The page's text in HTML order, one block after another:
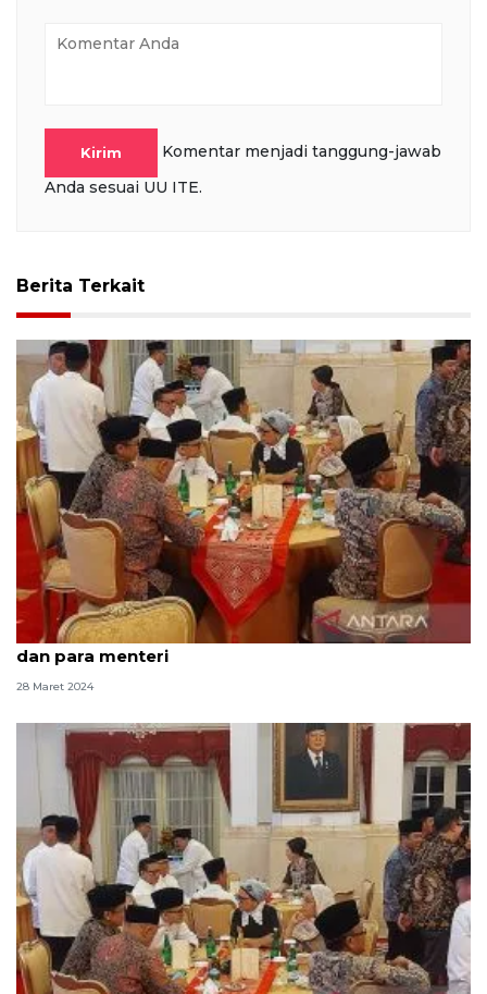
Kirim
Komentar menjadi tanggung-jawab
Anda sesuai UU ITE.
Berita Terkait
Nasi mandi jadi hidangan utama 'bukber' Presiden
dan para menteri
28 Maret 2024